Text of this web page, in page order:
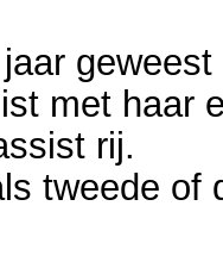
met haar
rij.
tweede of